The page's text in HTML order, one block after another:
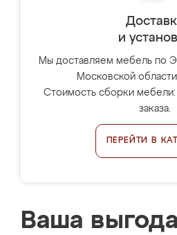
и
Мы доставляем мебель по
Московской
Стоимость сборки
заказа.
ПЕРЕЙТИ В
Ваша